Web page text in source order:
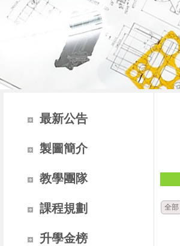
最新公告
製圖簡介
教學團隊
課程規劃
升學金榜
全部